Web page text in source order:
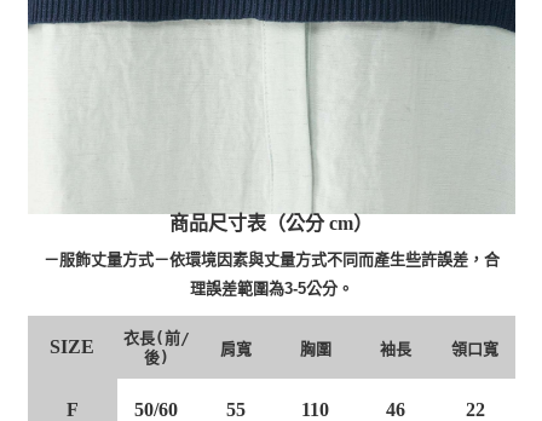
商品尺寸表（公分 cm）
－服飾丈量方式－依環境因素與丈量方式不同而產生些許誤差，合
理誤差範圍為3-5公分。
SIZE
衣長(前/
後)
肩寬 胸圍 袖長 領口寬
F 50/60 55 110 46 22